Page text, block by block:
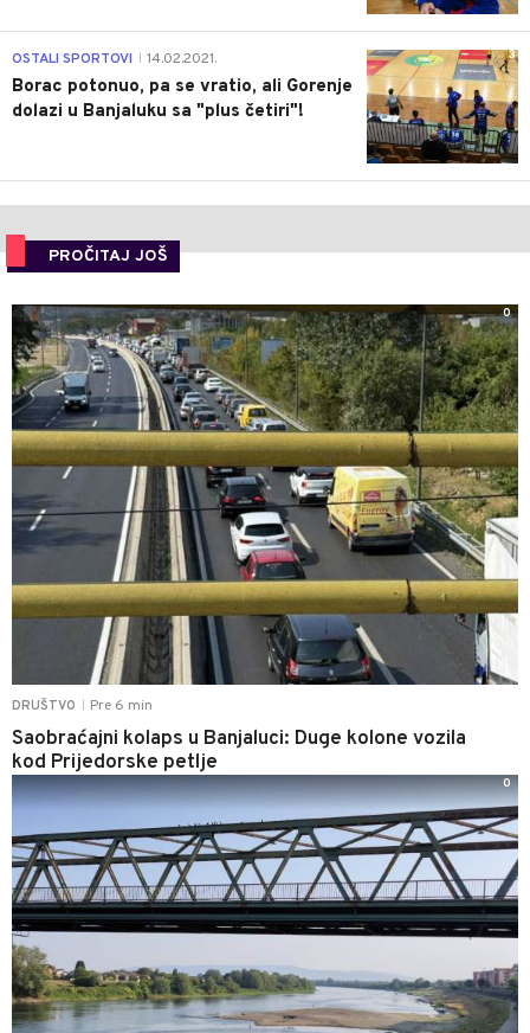
3
OSTALI SPORTOVI 14.02.2021.
Borac potonuo, pa se vratio, ali Gorenje
dolazi u Banjaluku sa "plus četiri"!
PROČITAJ JOŠ
DRUŠTVO Pre 6 min
Saobraćajni kolaps u Banjaluci: Duge kolone vozila
kod Prijedorske petlje
0
0